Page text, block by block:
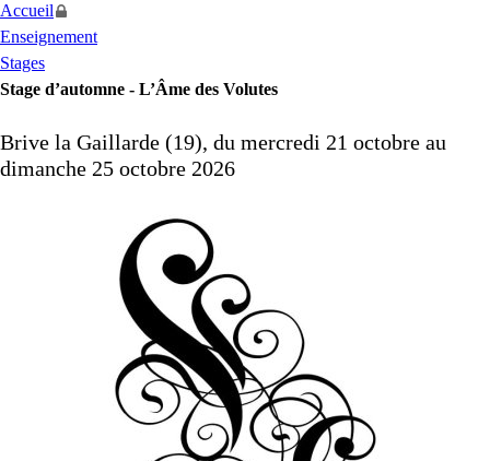
Accueil
Enseignement
Stages
Stage d’automne - L’Âme des Volutes
Brive la Gaillarde (19), du mercredi 21 octobre au
dimanche 25 octobre 2026